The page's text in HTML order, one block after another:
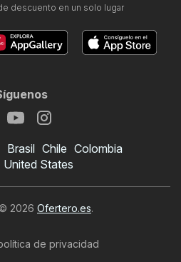
descuento en un solo lugar
Brasil Chile Colombia
United States
2026 Ofertero.es.
de privacidad